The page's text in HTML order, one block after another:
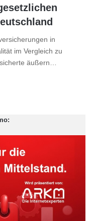
in
im Vergleich zu
äußern…